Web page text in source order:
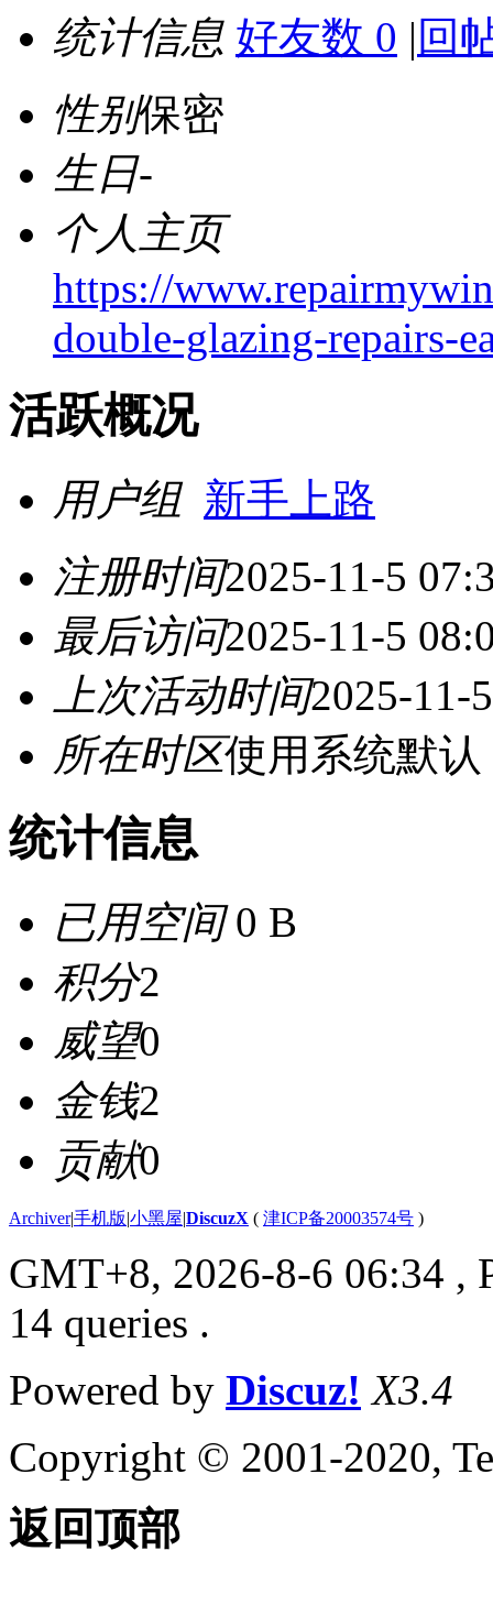
统计信息 好友数 0 | 回
性别保密
生日-
个人主页
https://
double-glazing-repairs-
活跃概况
用户组 新手上路
注册时间2025-11-5
最后访问2025-11-5
上次活动时间2025-11-
所在时区使用系统默认
统计信息
已用空间0 B
积分2
威望0
金钱2
贡献0
Archiver|手机版|小黑屋|DiscuzX ( 津ICP备20003574号 )
GMT+8, 2026-8-6 06:34 ,
14 queries .
Powered by Discuz! X3.4
Copyright © 2001-2020,
返回顶部